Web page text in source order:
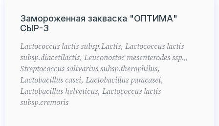
Замороженная закваска "ОПТИМА"
СЫР-3
Lactococcus lactis subsp.Lactis, Lactococcus lactis
subsp.diacetilactis, Leuconostoc mesenterodes ssp.,,
Streptococcus salivarius subsp.therophilus,
Lactobacillus casei, Lactobacillus paracasei,
Lactobacillus helveticus, Lactococcus lactis
subsp.cremoris